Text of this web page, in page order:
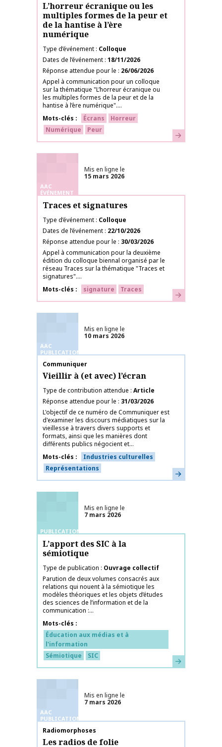
L’horreur écranique ou les
multiples formes de la peur et
de la hantise à l’ère
numérique
Type d’événement Colloque
Dates de l’événement 18/11/2026
Réponse attendue pour le
26/06/2026
Appel à communication pour un colloque
sur la thématique "L’horreur écranique ou
les multiples formes de la peur et de la
hantise à l’ère numérique"....
Mots-clés
Écrans
Horreur
Numérique
Peur En savoir plus
AAC
ÉVÉNEMENT
Mis en ligne le
15 mars 2026
Traces et signatures
Type d’événement Colloque
Dates de l’événement 22/10/2026
Réponse attendue pour le
30/03/2026
Appel à communication pour la deuxième
édition du colloque biennal organisé par le
réseau Traces sur la thématique "Traces et
signatures"....
Mots-clés
signature Traces En savoir plus
AAC
PUBLICATIONS
Mis en ligne le
10 mars 2026
Nom de la publication
Communiquer
Vieillir à (et avec) l’écran
Type de contribution attendue Article
Réponse attendue pour le
31/03/2026
L'objectif de ce numéro de Communiquer est
d'examiner les discours médiatiques sur la
vieillesse à travers divers supports et
formats, ainsi que les manières dont
différents publics négocient et...
Mots-clés
Industries culturelles
Représentations
En savoir plus
PUBLICATIONS
Mis en ligne le
7 mars 2026
L’apport des SIC à la
sémiotique
Type de publication
Ouvrage collectif
Parution de deux volumes consacrés aux
relations qui nouent à la sémiotique les
modèles théoriques et les objets d’études
des sciences de l’information et de la
communication :...
Mots-clés
Éducation aux médias et à
l'information
Sémiotique
SIC En savoir plus
AAC
PUBLICATIONS
Mis en ligne le
7 mars 2026
Nom de la publication
Radiomorphoses
Les radios de folie